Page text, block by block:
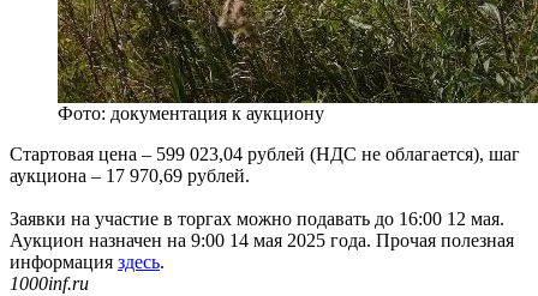
Фото: документация к аукциону
Стартовая цена – 599 023,04 рублей (НДС не облагается), шаг
аукциона – 17 970,69 рублей.
Заявки на участие в торгах можно подавать до 16:00 12 мая.
Аукцион назначен на 9:00 14 мая 2025 года. Прочая полезная
информация здесь.
1000inf.ru